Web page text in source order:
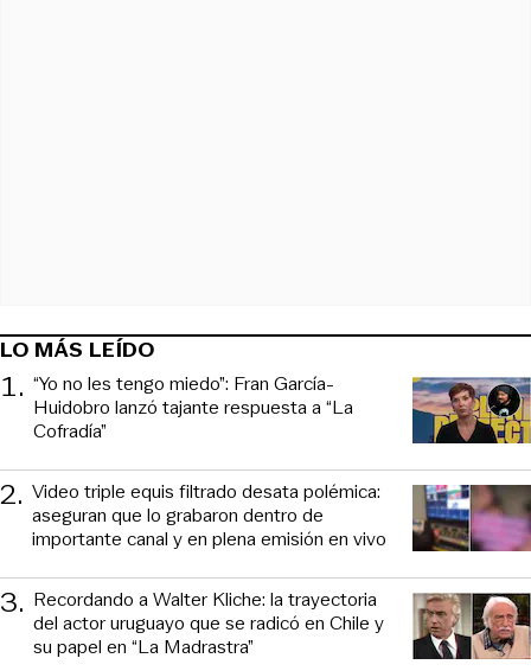
LO MÁS LEÍDO
1. “Yo no les tengo miedo”: Fran García-
Huidobro lanzó tajante respuesta a “La
Cofradía”
2. Video triple equis filtrado desata polémica:
aseguran que lo grabaron dentro de
importante canal y en plena emisión en vivo
3. Recordando a Walter Kliche: la trayectoria
del actor uruguayo que se radicó en Chile y
su papel en “La Madrastra”